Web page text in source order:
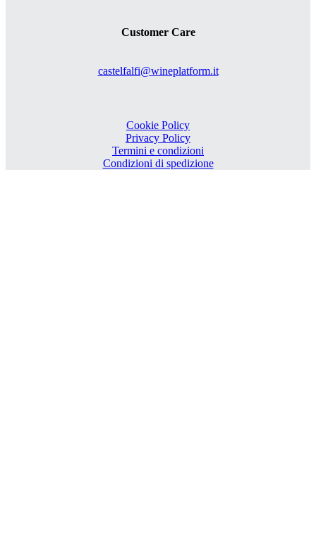
Customer Care
castelfalfi@wineplatform.it
Cookie Policy
Privacy Policy
Termini e condizioni
Condizioni di spedizione